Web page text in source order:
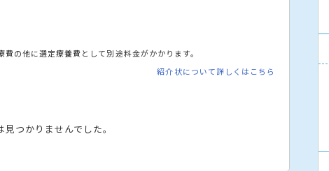
の他に選定療養費として別途料金がかかります。
紹介状について詳しくはこちら
つかりませんでした。